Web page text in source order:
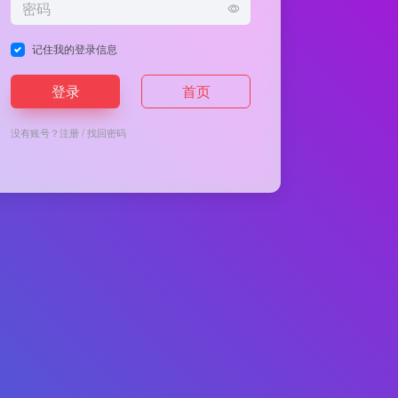
记住我的登录信息
登录 首页
没有账号？注册/找回密码